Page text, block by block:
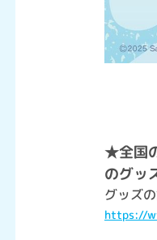
★全国
のグッ
グッズ
https://